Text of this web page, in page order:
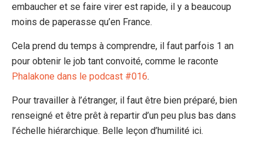
embaucher et se faire virer est rapide, il y a beaucoup
moins de paperasse qu’en France.
Cela prend du temps à comprendre, il faut parfois 1 an
pour obtenir le job tant convoité, comme le raconte
Phalakone dans le podcast #016.
Pour travailler à l’étranger, il faut être bien préparé, bien
renseigné et être prêt à repartir d’un peu plus bas dans
l’échelle hiérarchique. Belle leçon d’humilité ici.